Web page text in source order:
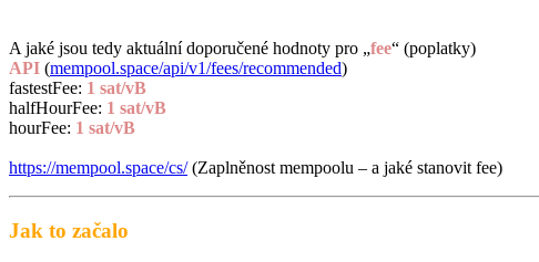
A jaké jsou tedy aktuální doporučené hodnoty pro „fee“ (poplatky)
API (mempool.space/api/v1/fees/recommended)
fastestFee: 1 sat/vB
halfHourFee: 1 sat/vB
hourFee: 1 sat/vB
https://mempool.space/cs/(Zaplněnost mempoolu – a jaké stanovit fee)
Jak to začalo